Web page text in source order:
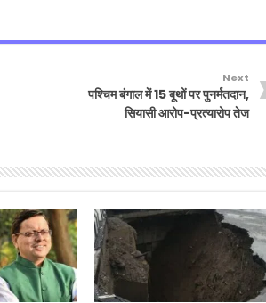
Next
पश्चिम बंगाल में 15 बूथों पर पुनर्मतदान,
सियासी आरोप-प्रत्यारोप तेज